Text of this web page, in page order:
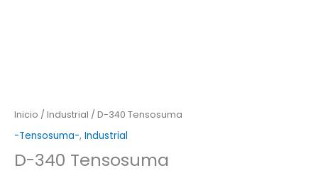
Inicio / Industrial / D-340 Tensosuma
-Tensosuma-, Industrial
D-340 Tensosuma